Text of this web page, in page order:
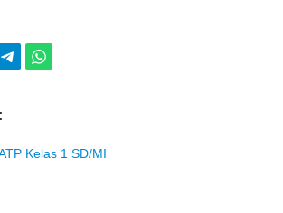
Kelas 1 SD/MI